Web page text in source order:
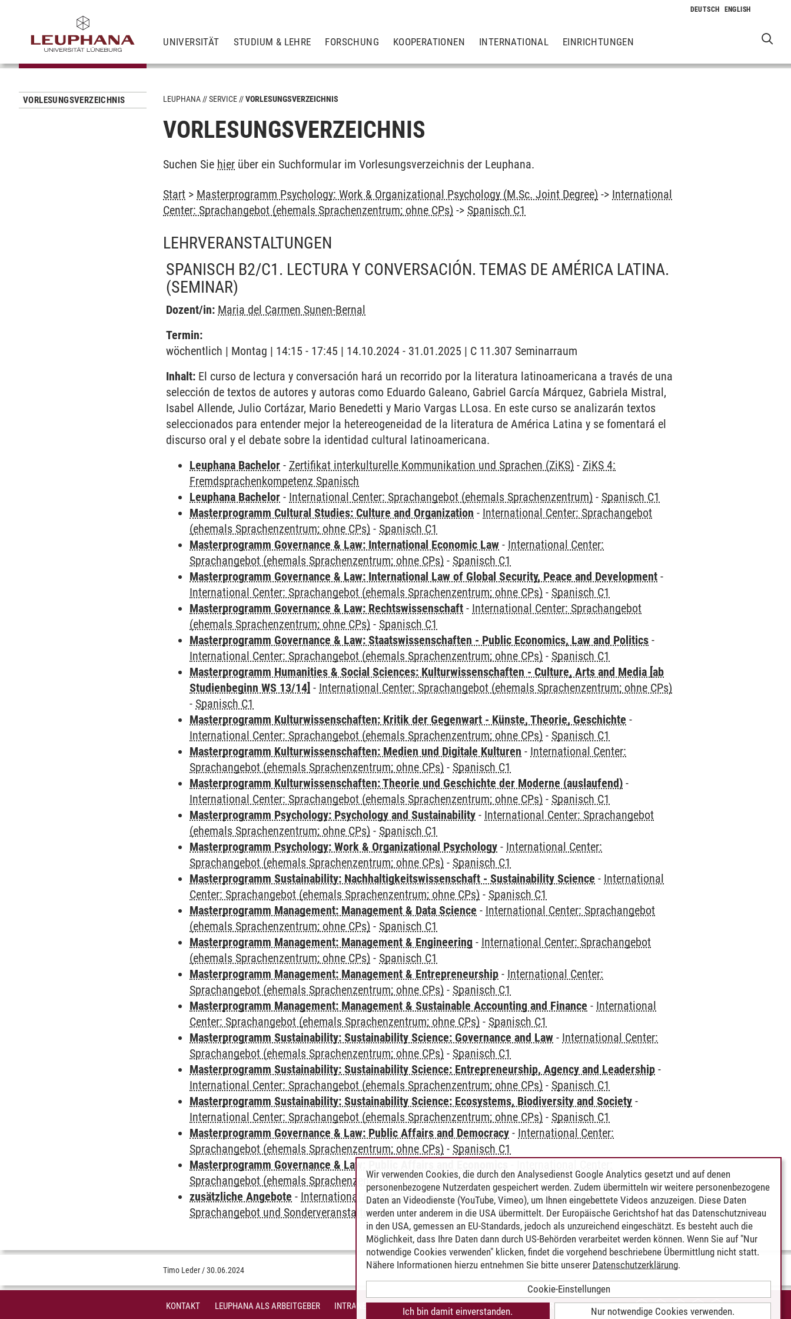
UNIVERSITÄT STUDIUM & LEHRE FORSCHUNG KOOPERATIONEN INTERNATIONAL EINRICHTUNGEN
VORLESUNGSVERZEICHNIS LEUPHANA SERVICE VORLESUNGSVERZEICHNIS
VORLESUNGSVERZEICHNIS
Suchen Sie hier über ein Suchformular im Vorlesungsverzeichnis der Leuphana.
Start > Masterprogramm Psychology: Work & Organizational Psychology (M.Sc. Joint Degree) -> International
Center: Sprachangebot (ehemals Sprachenzentrum; ohne CPs) -> Spanisch C1
LEHRVERANSTALTUNGEN
SPANISCH B2/C1. LECTURA Y CONVERSACIÓN. TEMAS DE AMÉRICA LATINA.
(SEMINAR)
Dozent/in: Maria del Carmen Sunen-Bernal
Termin:
wöchentlich | Montag | 14:15 - 17:45 | 14.10.2024 - 31.01.2025 | C 11.307 Seminarraum
Inhalt: El curso de lectura y conversación hará un recorrido por la literatura latinoamericana a través de una
selección de textos de autores y autoras como Eduardo Galeano, Gabriel García Márquez, Gabriela Mistral,
Isabel Allende, Julio Cortázar, Mario Benedetti y Mario Vargas LLosa. En este curso se analizarán textos
seleccionados para entender mejor la hetereogeneidad de la literatura de América Latina y se fomentará el
discurso oral y el debate sobre la identidad cultural latinoamericana.
Leuphana Bachelor - Zertifikat interkulturelle Kommunikation und Sprachen (ZiKS) - ZiKS 4:
Fremdsprachenkompetenz Spanisch
Leuphana Bachelor - International Center: Sprachangebot (ehemals Sprachenzentrum) - Spanisch C1
Masterprogramm Cultural Studies: Culture and Organization - International Center: Sprachangebot
(ehemals Sprachenzentrum; ohne CPs) - Spanisch C1
Masterprogramm Governance & Law: International Economic Law - International Center:
Sprachangebot (ehemals Sprachenzentrum; ohne CPs) - Spanisch C1
Masterprogramm Governance & Law: International Law of Global Security, Peace and Development -
International Center: Sprachangebot (ehemals Sprachenzentrum; ohne CPs) - Spanisch C1
Masterprogramm Governance & Law: Rechtswissenschaft - International Center: Sprachangebot
(ehemals Sprachenzentrum; ohne CPs) - Spanisch C1
Masterprogramm Governance & Law: Staatswissenschaften - Public Economics, Law and Politics -
International Center: Sprachangebot (ehemals Sprachenzentrum; ohne CPs) - Spanisch C1
Masterprogramm Humanities & Social Sciences: Kulturwissenschaften - Culture, Arts and Media [ab
Studienbeginn WS 13/14] - International Center: Sprachangebot (ehemals Sprachenzentrum; ohne CPs)
- Spanisch C1
Masterprogramm Kulturwissenschaften: Kritik der Gegenwart - Künste, Theorie, Geschichte -
International Center: Sprachangebot (ehemals Sprachenzentrum; ohne CPs) - Spanisch C1
Masterprogramm Kulturwissenschaften: Medien und Digitale Kulturen - International Center:
Sprachangebot (ehemals Sprachenzentrum; ohne CPs) - Spanisch C1
Masterprogramm Kulturwissenschaften: Theorie und Geschichte der Moderne (auslaufend) -
International Center: Sprachangebot (ehemals Sprachenzentrum; ohne CPs) - Spanisch C1
Masterprogramm Psychology: Psychology and Sustainability - International Center: Sprachangebot
(ehemals Sprachenzentrum; ohne CPs) - Spanisch C1
Masterprogramm Psychology: Work & Organizational Psychology - International Center:
Sprachangebot (ehemals Sprachenzentrum; ohne CPs) - Spanisch C1
Masterprogramm Sustainability: Nachhaltigkeitswissenschaft - Sustainability Science - International
Center: Sprachangebot (ehemals Sprachenzentrum; ohne CPs) - Spanisch C1
Masterprogramm Management: Management & Data Science - International Center: Sprachangebot
(ehemals Sprachenzentrum; ohne CPs) - Spanisch C1
Masterprogramm Management: Management & Engineering - International Center: Sprachangebot
(ehemals Sprachenzentrum; ohne CPs) - Spanisch C1
Masterprogramm Management: Management & Entrepreneurship - International Center:
Sprachangebot (ehemals Sprachenzentrum; ohne CPs) - Spanisch C1
Masterprogramm Management: Management & Sustainable Accounting and Finance - International
Center: Sprachangebot (ehemals Sprachenzentrum; ohne CPs) - Spanisch C1
Masterprogramm Sustainability: Sustainability Science: Governance and Law - International Center:
Sprachangebot (ehemals Sprachenzentrum; ohne CPs) - Spanisch C1
Masterprogramm Sustainability: Sustainability Science: Entrepreneurship, Agency and Leadership -
International Center: Sprachangebot (ehemals Sprachenzentrum; ohne CPs) - Spanisch C1
Masterprogramm Sustainability: Sustainability Science: Ecosystems, Biodiversity and Society -
International Center: Sprachangebot (ehemals Sprachenzentrum; ohne CPs) - Spanisch C1
Masterprogramm Governance & Law: Public Affairs and Democracy - International Center:
Sprachangebot (ehemals Sprachenzentrum; ohne CPs) - Spanisch C1
Masterprogramm Governance & Law: Public Affairs and Economics
Sprachangebot (ehemals Sprachenzentrum; ohne CPs)-Spanisch C1
zusätzliche Angebote - International Center: Sprachangebot (ehemals Sprachenzentrum)-
Sprachangebot und Sonderveranstaltungen
Timo Leder /30.06.2024
KONTAKT LEUPHANA ALS ARBEITGEBER INTRANET IMPRESSUM DATENSCHUTZ
BARRIEREFREIHEIT
Wir verwenden Cookies, die durch den Analysedienst Google Analytics gesetzt und auf denen
personenbezogene Nutzerdaten gespeichert werden. Zudem übermitteln wir weitere personenbezogene
Daten an Videodienste (YouTube, Vimeo), um Ihnen eingebettete Videos anzuzeigen. Diese Daten
werden unter anderem in die USA übermittelt. Der Europäische Gerichtshof hat das Datenschutzniveau
in den USA, gemessen an EU-Standards, jedoch als unzureichend eingeschätzt. Es besteht auch die
Möglichkeit, dass Ihre Daten dann durch US-Behörden verarbeitet werden können. Wenn Sie auf "Nur
notwendige Cookies verwenden" klicken, findet die vorgehend beschriebene Übermittlung nicht statt.
Nähere Informationen hierzu entnehmen Sie bitte unserer Datenschutzerklärung.
Cookie-Einstellungen
Nur notwendige Cookies verwenden.
Ich bin damit einverstanden.